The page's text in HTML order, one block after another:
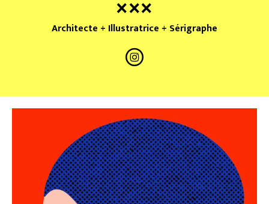
Architecte + Illustratrice + Sérigraphe